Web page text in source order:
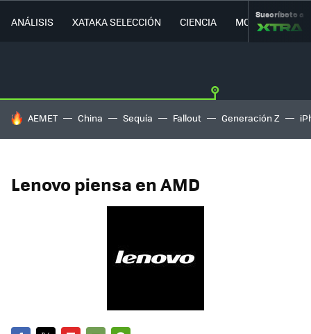
ANÁLISIS XATAKA SELECCIÓN CIENCIA MOVILIDAD
Suscríbete a
HOY SE HABLA DE
AEMET China Sequía Fallout Generación Z
Lenovo piensa en AMD